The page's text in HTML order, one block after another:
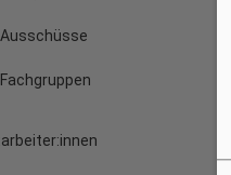
Ausschüsse
Fachgruppen